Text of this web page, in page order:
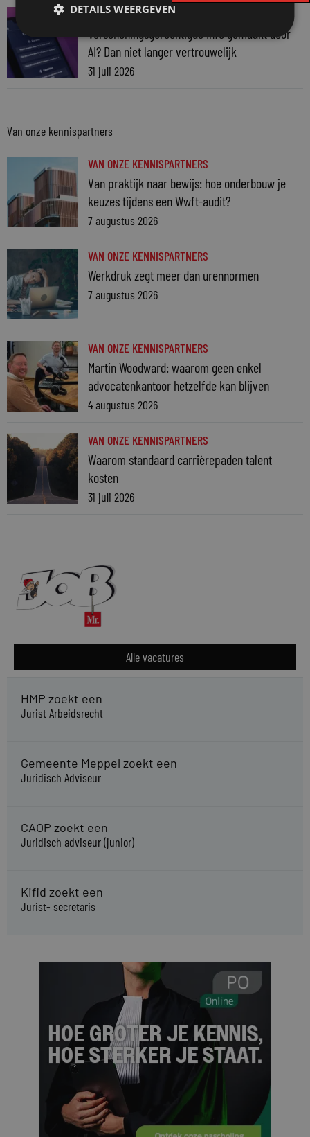
JURIDISCH NIEUWS
Verschoningsgerechtigde info gemaakt door
AI? Dan niet langer vertrouwelijk
31 juli 2026
Van onze kennispartners
VAN ONZE KENNISPARTNERS
Van praktijk naar bewijs: hoe onderbouw je
keuzes tijdens een Wwft-audit?
7 augustus 2026
VAN ONZE KENNISPARTNERS
Werkdruk zegt meer dan urennormen
7 augustus 2026
VAN ONZE KENNISPARTNERS
Martin Woodward: waarom geen enkel
advocatenkantoor hetzelfde kan blijven
4 augustus 2026
VAN ONZE KENNISPARTNERS
Waarom standaard carrièrepaden talent
kosten
31 juli 2026
Alle vacatures
HMP zoekt een
Jurist Arbeidsrecht
Gemeente Meppel zoekt een
Juridisch Adviseur
CAOP zoekt een
Juridisch adviseur (junior)
Kifid zoekt een
Jurist- secretaris
DETAILS WEERGEVEN